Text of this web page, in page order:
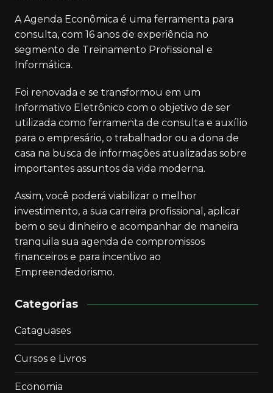
A Agenda Econômica é uma ferramenta para
consulta, com 16 anos de experiência no
segmento de Treinamento Profissional e
Informática.
Foi renovada e se transformou em um
Informativo Eletrônico com o objetivo de ser
utilizada como ferramenta de consulta e auxílio
para o empresário, o trabalhador ou a dona de
casa na busca de informações atualizadas sobre
importantes assuntos da vida moderna.
Assim, você poderá viabilizar o melhor
investimento, a sua carreira profissional, aplicar
bem o seu dinheiro e acompanhar de maneira
tranquila sua agenda de compromissos
financeiros e para incentivo ao
Empreendedorismo.
Categorias
Cataguases
Cursos e Livros
Economia